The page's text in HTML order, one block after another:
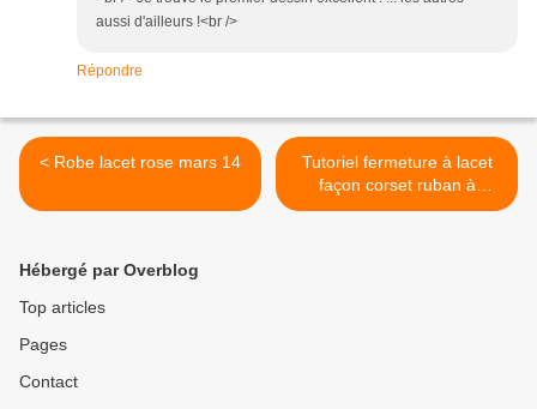
aussi d'ailleurs !<br />
Répondre
< Robe lacet rose mars 14
Tutoriel fermeture à lacet
façon corset ruban à
oeillets >
Hébergé par Overblog
Top articles
Pages
Contact